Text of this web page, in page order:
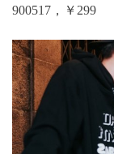
900517，￥299